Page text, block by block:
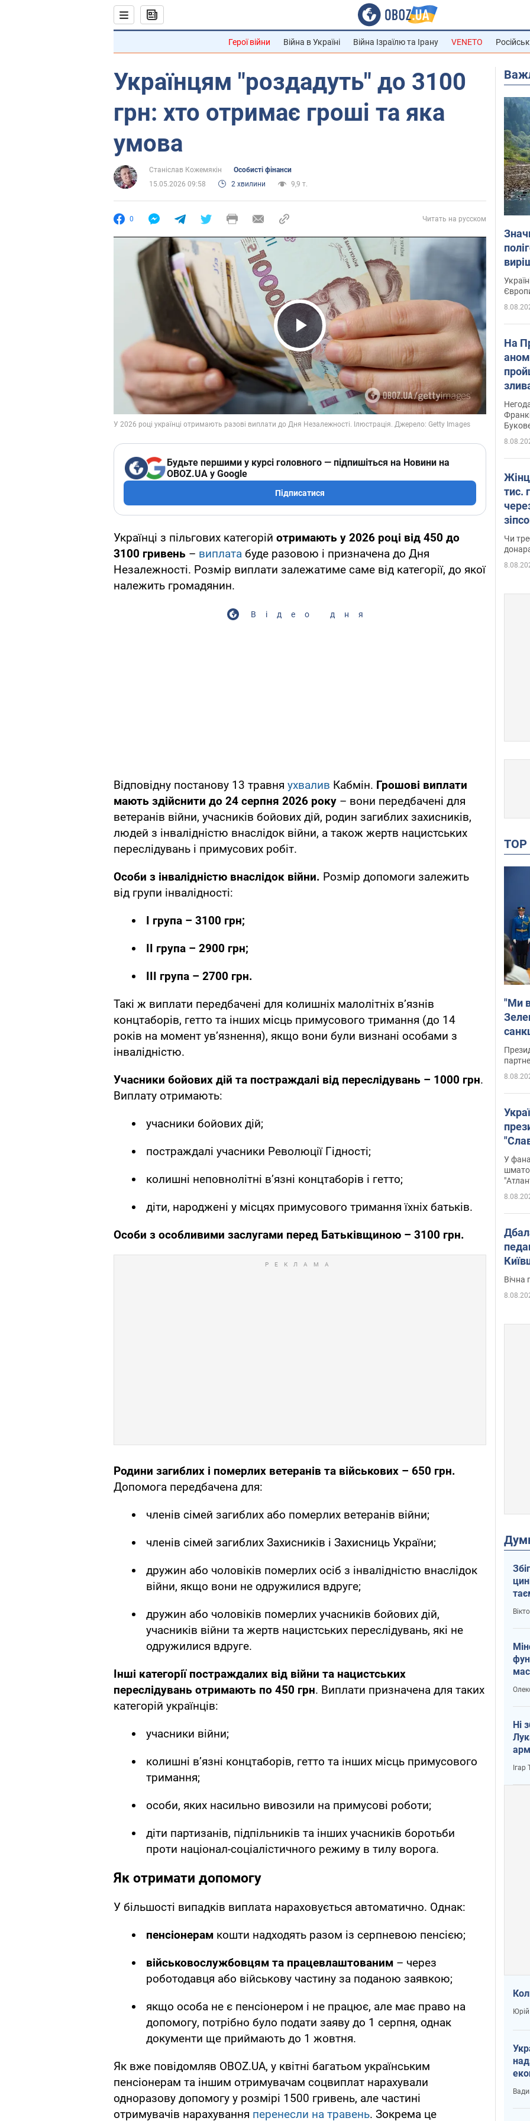
Герої війни Війна в Україні Війна Ізраїлю та Ірану VENETO
Українцям "роздадуть" до 3100
грн: хто отримає гроші та яка
умова
Станіслав Кожемякін
Особисті фінанси
15.05.2026 09:58
2 хвилини 9,9 т.
0 Читать на русском
Play Video
Будьте першими у курсі головного — підпишіться на Новини на
OBOZ.UA у Google
Підписатися
Українці з пільгових категорій отримають у 2026 році від 450 до
3100 гривень – виплата буде разовою і призначена до Дня
Незалежності. Розмір виплати залежатиме саме від категорії, до якої
належить громадянин.
Відео дня
Відповідну постанову 13 травня ухвалив Кабмін. Грошові виплати
мають здійснити до 24 серпня 2026 року – вони передбачені для
ветеранів війни, учасників бойових дій, родин загиблих захисників,
людей з інвалідністю внаслідок війни, а також жертв нацистських
переслідувань і примусових робіт.
Особи з інвалідністю внаслідок війни. Розмір допомоги залежить
від групи інвалідності:
I група – 3100 грн;
II група – 2900 грн;
III група – 2700 грн.
Такі ж виплати передбачені для колишніх малолітніх в’язнів
концтаборів, гетто та інших місць примусового тримання (до 14
років на момент ув’язнення), якщо вони були визнані особами з
інвалідністю.
Учасники бойових дій та постраждалі від переслідувань – 1000 грн.
Виплату отримають:
учасники бойових дій;
постраждалі учасники Революції Гідності;
колишні неповнолітні в’язні концтаборів і гетто;
діти, народжені у місцях примусового тримання їхніх батьків.
Особи з особливими заслугами перед Батьківщиною – 3100 грн.
Родини загиблих і померлих ветеранів та військових – 650 грн.
Допомога передбачена для:
членів сімей загиблих або померлих ветеранів війни;
членів сімей загиблих Захисників і Захисниць України;
дружин або чоловіків померлих осіб з інвалідністю внаслідок
війни, якщо вони не одружилися вдруге;
дружин або чоловіків померлих учасників бойових дій,
учасників війни та жертв нацистських переслідувань, які не
одружилися вдруге.
Інші категорії постраждалих від війни та нацистських
переслідувань отримають по 450 грн. Виплати призначена для таких
категорій українців:
учасники війни;
колишні в’язні концтаборів, гетто та інших місць примусового
тримання;
особи, яких насильно вивозили на примусові роботи;
діти партизанів, підпільників та інших учасників боротьби
проти націонал-соціалістичного режиму в тилу ворога.
Як отримати допомогу
У більшості випадків виплата нараховується автоматично. Однак:
пенсіонерам кошти надходять разом із серпневою пенсією;
військовослужбовцям та працевлаштованим – через
роботодавця або військову частину за поданою заявкою;
якщо особа не є пенсіонером і не працює, але має право на
допомогу, потрібно було подати заяву до 1 серпня, однак
документи ще приймають до 1 жовтня.
Як вже повідомляв OBOZ.UA, у квітні багатьом українським
пенсіонерам та іншим отримувачам соцвиплат нарахували
одноразову допомогу у розмірі 1500 гривень, але частині
отримувачів нарахування перенесли на травень. Зокрема це
На
тис.
Чи
"Ми
У
Вічна
і
Ні